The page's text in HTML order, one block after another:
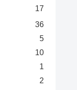
17
36
5
10
1
2